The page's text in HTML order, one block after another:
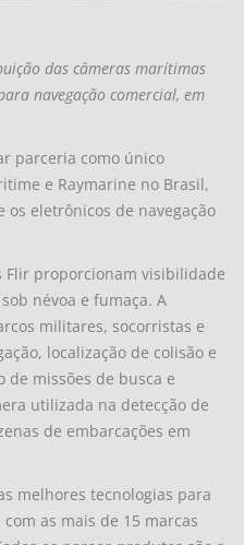
das câmeras marítimas
navegação comercial, em
parceria como único
e Raymarine no Brasil,
os eletrônicos de navegação
Flir proporcionam visibilidade
névoa e fumaça. A
militares, socorristas e
localização de colisão e
de missões de busca e
utilizada na detecção de
de embarcações em
melhores tecnologias para
as mais de 15 marcas